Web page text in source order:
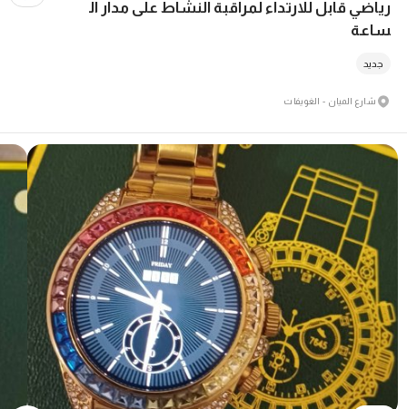
رياضي قابل للارتداء لمراقبة النشاط على مدار ال
ساعة
جديد
شارع الميان - الغويفات